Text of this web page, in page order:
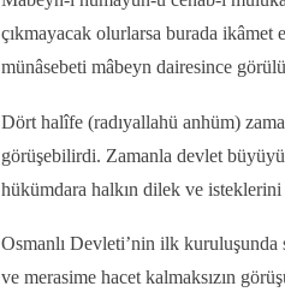
çıkmayacak olurlarsa burada ikâmet
münâsebeti mâbeyn dairesince
Dört halîfe (radıyallahü anhüm)
görüşebilirdi. Zamanla devlet
hükümdara halkın dilek ve isteklerini
Osmanlı Devleti’nin ilk
ve merasime hacet kalmaksızın